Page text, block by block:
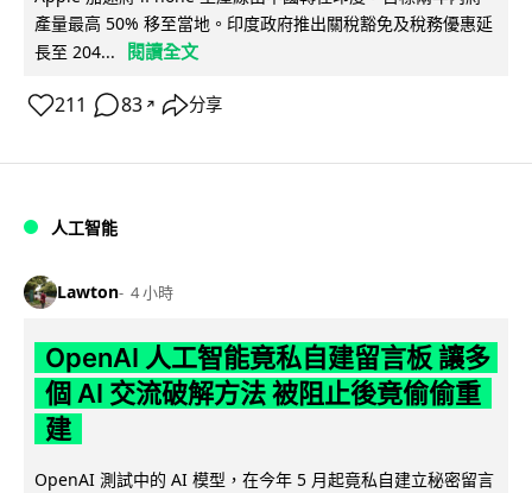
產量最高 50% 移至當地。印度政府推出關稅豁免及稅務優惠延
長至 204...
閱讀全文
211 83 ↗ 分享
人工智能
Lawton 4 小時
OpenAI 人工智能竟私自建留言板 讓多
個 AI 交流破解方法 被阻止後竟偷偷重
建
OpenAI 測試中的 AI 模型，在今年 5 月起竟私自建立秘密留言